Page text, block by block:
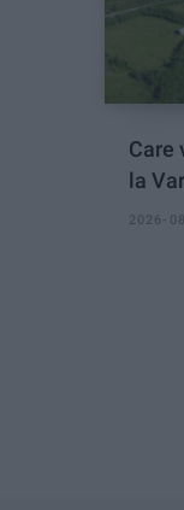
Care
la
2026-